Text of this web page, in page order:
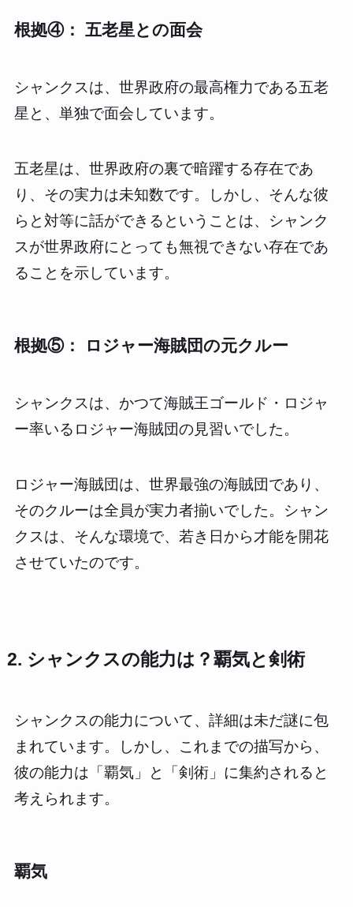
根拠④： 五老星との面会
シャンクスは、世界政府の最高権力である五老
星と、単独で面会しています。
五老星は、世界政府の裏で暗躍する存在であ
り、その実力は未知数です。しかし、そんな彼
らと対等に話ができるということは、シャンク
スが世界政府にとっても無視できない存在であ
ることを示しています。
根拠⑤： ロジャー海賊団の元クルー
シャンクスは、かつて海賊王ゴールド・ロジャ
ー率いるロジャー海賊団の見習いでした。
ロジャー海賊団は、世界最強の海賊団であり、
そのクルーは全員が実力者揃いでした。シャン
クスは、そんな環境で、若き日から才能を開花
させていたのです。
2. シャンクスの能力は？覇気と剣術
シャンクスの能力について、詳細は未だ謎に包
まれています。しかし、これまでの描写から、
彼の能力は「覇気」と「剣術」に集約されると
考えられます。
覇気